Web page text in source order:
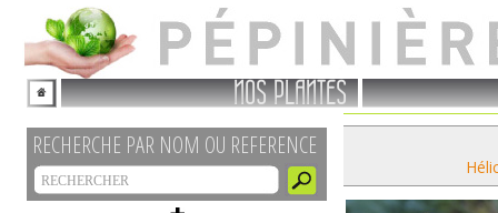
NOS PLANTES
RECHERCHE PAR NOM OU REFERENCE